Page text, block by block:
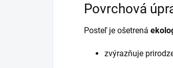
Povrchová
Posteľ je ošetrená
zvýrazňuje